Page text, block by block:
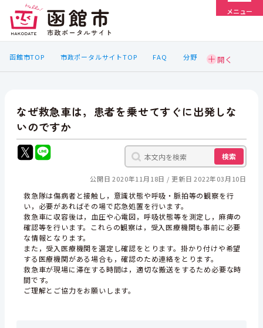
メニュー
函館市TOP 市政ポータルサイトTOP FAQ 分野
なぜ救急車は，患者を乗せてすぐに出発しな
いのですか
検索
公開日 2020年11月18日 更新日 2022年03月10日
救急隊は傷病者と接触し，意識状態や呼吸・脈拍等の観察を行
い，必要があればその場で応急処置を行います。
救急車に収容後は，血圧や心電図，呼吸状態等を測定し，麻痺の
確認等を行います。これらの観察は，受入医療機関も事前に必要
な情報となります。
また，受入医療機関を選定し確認をとります。掛かり付けや希望
する医療機関がある場合も，確認のため連絡をとります。
救急車が現場に滞在する時間は，適切な搬送をするため必要な時
間です。
ご理解とご協力をお願いします。